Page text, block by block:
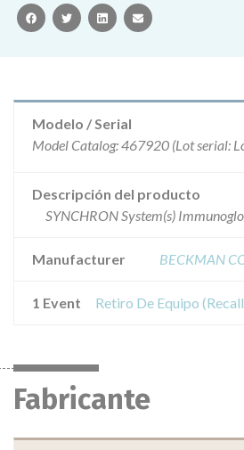
facebooktwitterlinkedinemail
Modelo / Serial
Descripción del producto
SYNCHRON System(s)
Manufacturer BECKMAN
1 Event
Fabricante